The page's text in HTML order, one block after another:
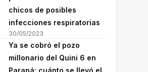
chicos de posibles
infecciones respiratorias
30/05/2023
Ya se cobró el pozo
millonario del Quini 6 en
Paraná: cuánto se llevó el